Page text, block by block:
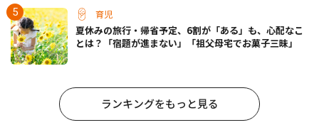
育児
夏休みの旅行・帰省予定、6割が「ある」も、心配なこ
とは？「宿題が進まない」「祖父母宅でお菓子三昧」
ランキングをもっと見る